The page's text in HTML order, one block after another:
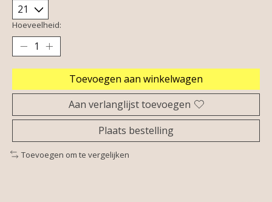
Hoeveelheid:
Toevoegen aan winkelwagen
Aan verlanglijst toevoegen
Plaats bestelling
Toevoegen om te vergelijken